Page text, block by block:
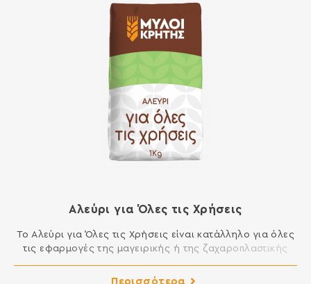
Αλεύρι για Όλες τις Χρήσεις
Το Αλεύρι για Όλες τις Χρήσεις είναι κατάλληλο για όλες
τις εφαρμογές της μαγειρικής ή της ζαχαροπλαστικής
κέικ, μελομακάρονα, κουραμπιέδες, τσουρέκια, φύλλο,
Περισσότερα